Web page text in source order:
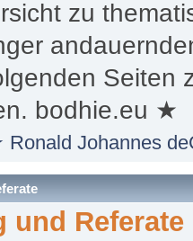
Wissen und
zu
Seiten
bodhie.eu ★
Johannes